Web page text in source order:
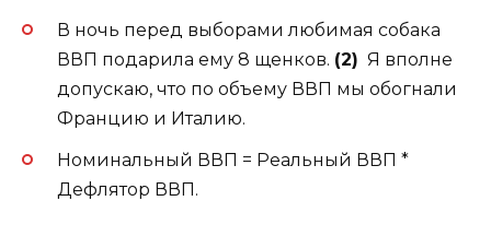
В ночь перед выборами любимая собака
ВВП подарила ему 8 щенков. (2) Я вполне
допускаю, что по объему ВВП мы обогнали
Францию и Италию.
Номинальный ВВП = Реальный ВВП *
Дефлятор ВВП.